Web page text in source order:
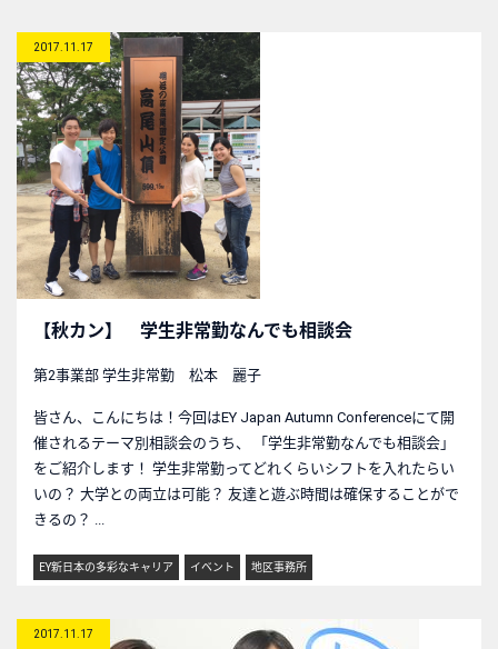
2017.11.17
【秋カン】 学生非常勤なんでも相談会
第2事業部 学生非常勤 松本 麗子
皆さん、こんにちは！今回はEY Japan Autumn Conferenceにて開
催されるテーマ別相談会のうち、 「学生非常勤なんでも相談会」
をご紹介します！ 学生非常勤ってどれくらいシフトを入れたらい
いの？ 大学との両立は可能？ 友達と遊ぶ時間は確保することがで
きるの？ ...
EY新日本の多彩なキャリア イベント 地区事務所
2017.11.17